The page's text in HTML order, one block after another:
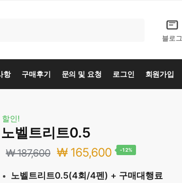
블로그
항 구매후기 문의 및 요청 로그인 회원가입
할인!
노벨트리트0.5
₩187,600 원
래
₩165,600현
재
-12%
노벨트리트0.5(4회/4펜) + 구매대행료